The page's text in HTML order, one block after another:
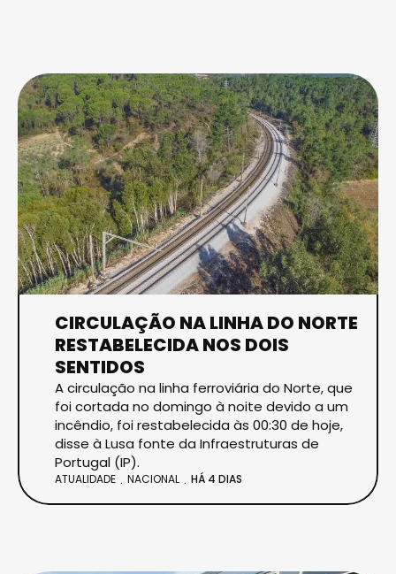
CIRCULAÇÃO NA LINHA DO NORTE
RESTABELECIDA NOS DOIS
SENTIDOS
A circulação na linha ferroviária do Norte, que
foi cortada no domingo à noite devido a um
incêndio, foi restabelecida às 00:30 de hoje,
disse à Lusa fonte da Infraestruturas de
Portugal (IP).
ATUALIDADE NACIONAL HÁ 4 DIAS